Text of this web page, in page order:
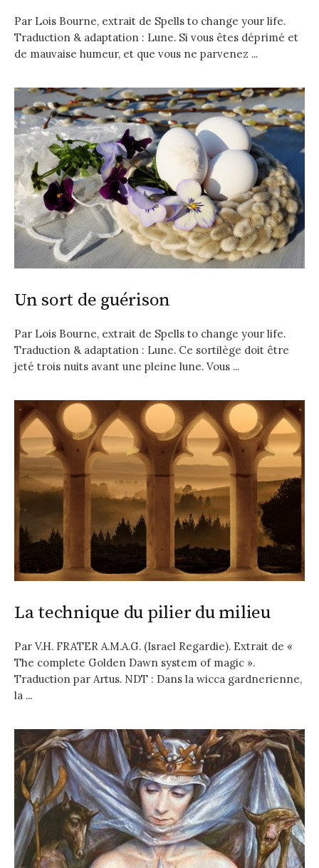
Par Lois Bourne, extrait de Spells to change your life.
Traduction & adaptation : Lune. Si vous êtes déprimé et
de mauvaise humeur, et que vous ne parvenez ...
Un sort de guérison
Par Lois Bourne, extrait de Spells to change your life.
Traduction & adaptation : Lune. Ce sortilège doit être
jeté trois nuits avant une pleine lune. Vous ...
La technique du pilier du milieu
Par V.H. FRATER A.M.A.G. (Israel Regardie). Extrait de «
The complete Golden Dawn system of magic ».
Traduction par Artus. NDT : Dans la wicca gardnerienne,
la ...